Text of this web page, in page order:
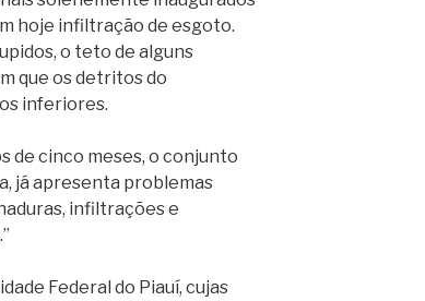
hoje infiltração de esgoto.
o teto de alguns
que os detritos do
inferiores.
de cinco meses, o conjunto
já apresenta problemas
infiltrações e
Federal do Piauí, cujas